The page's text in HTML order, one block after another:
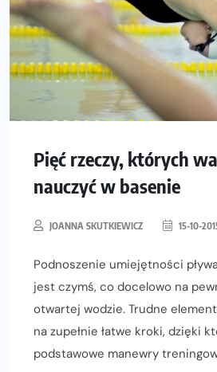
Pięć rzeczy, których
nauczyć w basenie
JOANNA SKUTKIEWICZ 15-10-
Podnoszenie umiejętności
jest czymś, co docelowo na
otwartej wodzie. Trudne
na zupełnie łatwe kroki, dzięki
podstawowe manewry